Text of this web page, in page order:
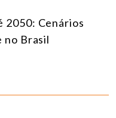
2050: Cenários
no Brasil